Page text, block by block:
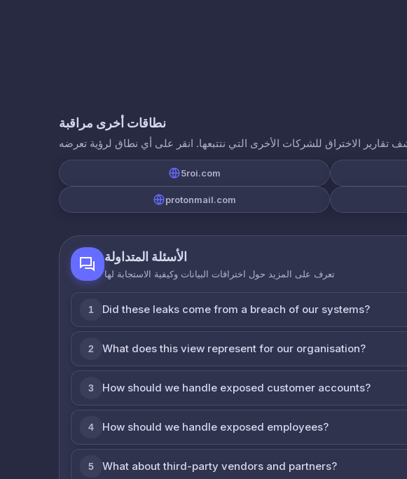
نطاقات أخرى مراقبة
5roi.com
protonmail.com
الأسئلة المتداولة
تعرف على المزيد حول اختراقات البيانات وكيفية الاستجابة لها
1 Did these leaks come from a breach of our systems?
2 What does this view represent for our organisation?
3 How should we handle exposed customer accounts?
4 How should we handle exposed employees?
5 What about third-party vendors and partners?